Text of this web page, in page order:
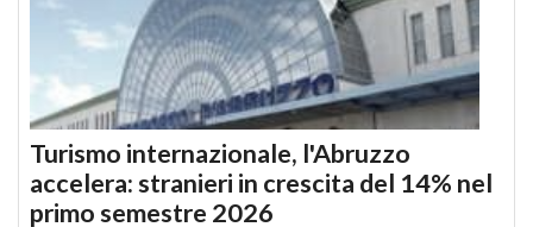
Turismo internazionale, l'Abruzzo
accelera: stranieri in crescita del 14% nel
primo semestre 2026